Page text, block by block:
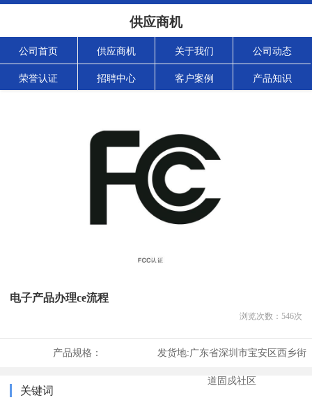
供应商机
公司首页 供应商机 关于我们 公司动态
荣誉认证 招聘中心 客户案例 产品知识
电子产品办理ce流程
浏览次数： 546次
产品规格： 发货地:广东省深圳市宝安区西乡街
道固戍社区
关键词